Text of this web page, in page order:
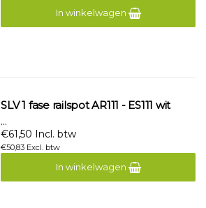
In winkelwagen
SLV 1 fase railspot AR111 - ES111 wit
...
€61,50 Incl. btw
€50,83 Excl. btw
In winkelwagen